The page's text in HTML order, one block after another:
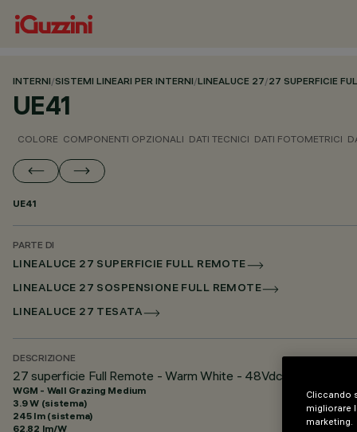
INTERNI/SISTEMI LINEARI PER INTERNI/LINEALUCE 27/27 SUPERFICIE
UE41
COLORE COMPONENTI OPZIONALI DATI TECNICI DATI FOTOMETRICI
UE41
PARTE DI
LINEALUCE 27 SUPERFICIE FULL REMOTE
LINEALUCE 27 SOSPENSIONE FULL REMOTE
LINEALUCE 27 TESATA
DESCRIZIONE
27 superficie Full Remote - Warm White - 48Vdc - L=329mm
WGM - Wall Grazing Medium
3.9 W (sistema)
245 lm (sistema)
62.82 lm/W
Cliccando
migliorare
marketing.